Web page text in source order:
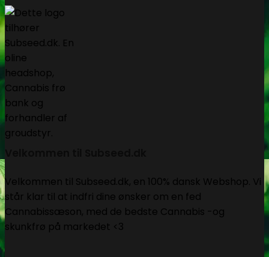
Velkommen til Subseed.dk, en 100% dansk Webshop. Vi
står klar til at indfri dine ønsker om en fed
Cannabissæson, med de bedste Cannabis -og
skunkfrø på markedet <3